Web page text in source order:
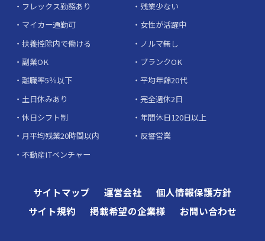
フレックス勤務あり
残業少ない
マイカー通勤可
女性が活躍中
扶養控除内で働ける
ノルマ無し
副業OK
ブランクOK
離職率5％以下
平均年齢20代
土日休みあり
完全週休2日
休日シフト制
年間休日120日以上
月平均残業20時間以内
反響営業
不動産ITベンチャー
サイトマップ 運営会社
個人情報保護方針
サイト規約
掲載希望の企業様 お問い合わせ